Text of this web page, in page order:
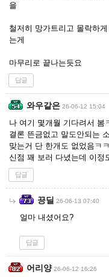
을
철저히 망가트리고 몰락하
는게
마무리로 끝나는듯요
답글
와우같은 26-06-12 15:04
나 여기 몇개월 기다려서 봄
결론 뜬금없고 말도안되는
맞는거 단 한개도 없었음ㅋㅋ
신점 꽤 보러 다녔는데 이정
답글
끙딜 26-06-13 07:40
얼마 내셨어요?
답글
어리양 26-06-12 16:26